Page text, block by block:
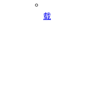
载